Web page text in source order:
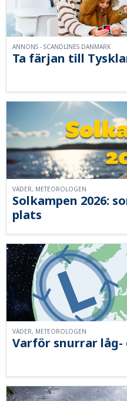
Ta färjan till
ANNONS - SCANDLINES DANMARK
Solkampen 2026:
plats
VÄDER, METEOROLOGEN
Varför snurrar låg-
VÄDER, METEOROLOGEN